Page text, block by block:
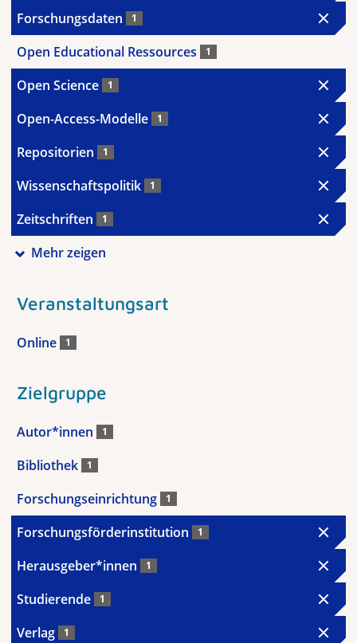
Forschungsdaten 1
Open Educational Ressources 1
Open Science 1
Open-Access-Modelle 1
Repositorien 1
Wissenschaftspolitik 1
Zeitschriften 1
Mehr zeigen
Veranstaltungsart
Online 1
Zielgruppe
Autor*innen 1
Bibliothek 1
Forschungseinrichtung 1
Forschungsförderinstitution 1
Herausgeber*innen 1
Studierende 1
Verlag 1